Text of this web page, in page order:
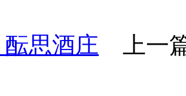
酝思酒庄 上一